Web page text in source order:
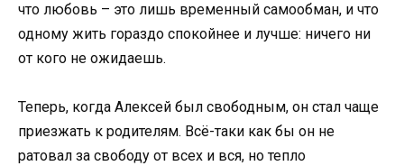
что любовь – это лишь временный самообман, и что
одному жить гораздо спокойнее и лучше: ничего ни
от кого не ожидаешь.
Теперь, когда Алексей был свободным, он стал чаще
приезжать к родителям. Всё-таки как бы он не
ратовал за свободу от всех и вся, но тепло